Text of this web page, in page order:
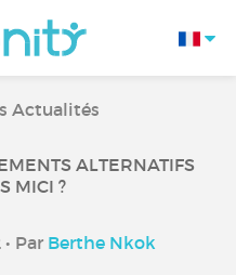
Actualités
ALTERNATIFS
MICI ?
Par Berthe Nkok